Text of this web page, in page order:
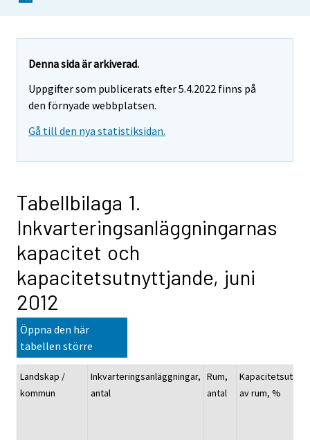
Denna sida är arkiverad.
Uppgifter som publicerats efter 5.4.2022 finns på
den förnyade webbplatsen.
Gå till den nya statistiksidan.
Tabellbilaga 1.
Inkvarteringsanläggningarnas
kapacitet och
kapacitetsutnyttjande, juni
2012
Öppna den här
tabellen större
Landskap /
kommun
Inkvarteringsanläggningar,
antal
Rum,
antal
av rum, %